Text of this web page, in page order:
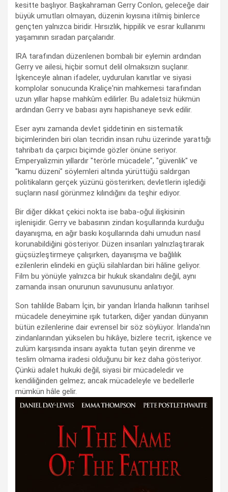
kesitte başlıyor. Başkahraman Gerry Conlon, geleceğe dair
büyük umutları olmayan, düzenin kıyısına itilmiş binlerce
gençten yalnızca biridir. Hırsızlık, hippilik ve esrar kullanımı
yaşamının sıradan parçalarıdır.
IRA tarafından düzenlenen bombalı bir eylemin ardından
Gerry ve ailesi, hiçbir somut delil olmaksızın suçlanır.
İşkenceyle alınan ifadeler, uydurulan kanıtlar ve siyasi
komplolar sonucunda Kraliçe'nin mahkemesi tarafından
uzun yıllar hapse mahkûm edilirler. Bu adaletsiz hükmün
ardından Gerry ve babası aynı hapishaneye sevk edilir.
Eser aynı zamanda devlet şiddetinin en sistematik
biçimlerinden biri olan tecridin insan ruhu üzerinde yarattığı
tahribatı da çarpıcı biçimde gözler önüne seriyor.
Emperyalizmin yıllardır "terörle mücadele", "güvenlik" ve
"kamu düzeni" söylemleri altında yürüttüğü saldırgan
politikaların gerçek yüzünü gösterirken; devletlerin işlediği
suçların nasıl görünmez kılındığını da teşhir ediyor.
Bir diğer dikkat çekici nokta ise baba-oğul ilişkisinin
işlenişidir. Gerry ve babasının zindan koşullarında kurduğu
dayanışma, en ağır baskı koşullarında dahi umudun nasıl
korunabildiğini gösteriyor. Düzen insanları yalnızlaştırarak
güçsüzleştirmeye çalışırken, dayanışma ve bağlılık
ezilenlerin elindeki en güçlü silahlardan biri hâline geliyor.
Film bu yönüyle yalnızca bir hukuk skandalını değil, aynı
zamanda insan onurunun savunusunu anlatıyor.
Son tahlilde Babam İçin, bir yandan İrlanda halkının tarihsel
mücadele deneyimine ışık tutarken, diğer yandan dünyanın
bütün ezilenlerine dair evrensel bir söz söylüyor. İrlanda'nın
zindanlarından yükselen bu hikâye, bizlere tecrit, işkence ve
zulüm karşısında insanı ayakta tutan şeyin direnme ve
teslim olmama iradesi olduğunu bir kez daha gösteriyor.
Çünkü adalet hukuki değil, siyasi bir mücadeledir ve
kendiliğinden gelmez; ancak mücadeleyle ve bedellerle
mümkün hâle gelir.